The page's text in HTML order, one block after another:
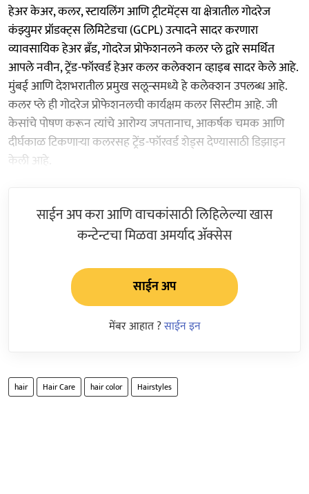
हेअर केअर, कलर, स्टायलिंग आणि ट्रीटमेंट्स या क्षेत्रातील गोदरेज
कंझ्युमर प्रॉडक्ट्स लिमिटेडचा (GCPL) उत्पादने सादर करणारा
व्यावसायिक हेअर ब्रँड, गोदरेज प्रोफेशनलने कलर प्ले द्वारे समर्थित
आपले नवीन, ट्रेंड-फॉरवर्ड हेअर कलर कलेक्शन व्हाइब सादर केले आहे.
मुंबई आणि देशभरातील प्रमुख सलून्समध्ये हे कलेक्शन उपलब्ध आहे.
कलर प्ले ही गोदरेज प्रोफेशनलची कार्यक्षम कलर सिस्टीम आहे. जी
केसांचे पोषण करून त्यांचे आरोग्य जपतानाच, आकर्षक चमक आणि
दीर्घकाळ टिकणाऱ्या कलरसह ट्रेंड-फॉरवर्ड शेड्स देण्यासाठी डिझाइन
केली आहे.
साईन अप करा आणि वाचकांसाठी लिहिलेल्या खास
कन्टेन्टचा मिळवा अमर्याद ॲक्सेस
साईन अप
मेंबर आहात ?साईन इन
hair Hair Care hair color Hairstyles